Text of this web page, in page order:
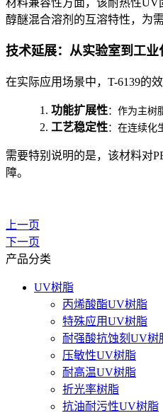
材料兼容性方面，该耐热性
醇醚混合溶剂的互溶特性，为
技术延展：从实验室到工业
在实际应用场景中，T-6139的
1. 功能扩展性：作为主树
2. 工艺稳定性：在连续化
需要特别说明的是，该材料对
障。
上一页
下一页
产品分类
UV树脂
丙烯酸酯UV树脂
特殊应用UV树脂
耐强酸抗蚀刻UV树
压敏性UV树脂
耐高温UV树脂
折光率树脂
抗油耐污性UV树脂